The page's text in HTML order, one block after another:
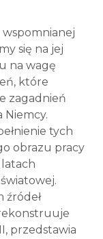
się na jej
na wagę
które
zagadnień
Niemcy.
tych
obrazu pracy
źródeł
przedstawia